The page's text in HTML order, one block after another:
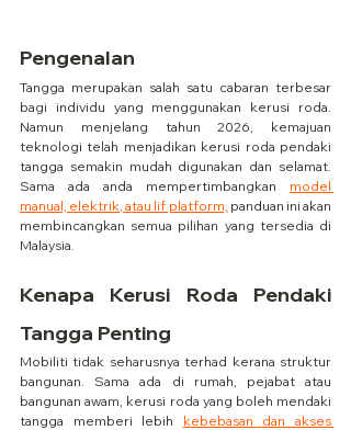
Pengenalan
Tangga merupakan salah satu cabaran terbesar
bagi individu yang menggunakan kerusi roda.
Namun menjelang tahun 2026, kemajuan
teknologi telah menjadikan kerusi roda pendaki
tangga semakin mudah digunakan dan selamat.
Sama ada anda mempertimbangkan model
manual, elektrik, atau lif platform, panduan ini akan
membincangkan semua pilihan yang tersedia di
Malaysia.
Kenapa Kerusi Roda Pendaki
Tangga Penting
Mobiliti tidak seharusnya terhad kerana struktur
bangunan. Sama ada di rumah, pejabat atau
bangunan awam, kerusi roda yang boleh mendaki
tangga memberi lebih kebebasan dan akses